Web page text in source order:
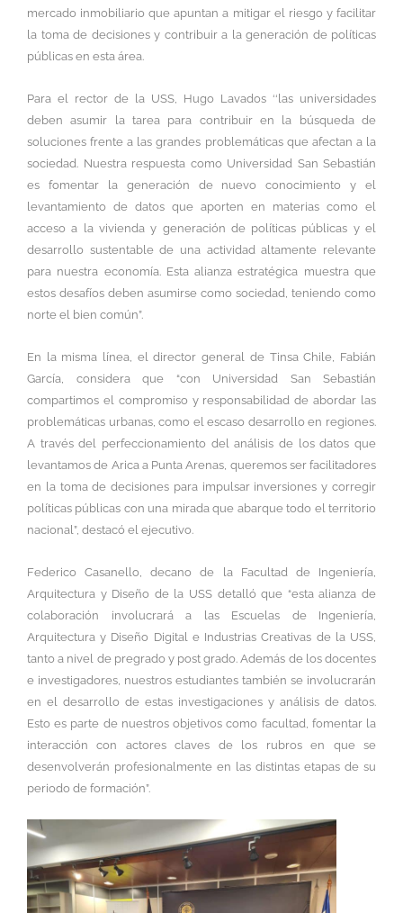
mercado inmobiliario que apuntan a mitigar el riesgo y facilitar
la toma de decisiones y contribuir a la generación de políticas
públicas en esta área.
Para el rector de la USS, Hugo Lavados ‘‘las universidades
deben asumir la tarea para contribuir en la búsqueda de
soluciones frente a las grandes problemáticas que afectan a la
sociedad. Nuestra respuesta como Universidad San Sebastián
es fomentar la generación de nuevo conocimiento y el
levantamiento de datos que aporten en materias como el
acceso a la vivienda y generación de políticas públicas y el
desarrollo sustentable de una actividad altamente relevante
para nuestra economía. Esta alianza estratégica muestra que
estos desafíos deben asumirse como sociedad, teniendo como
norte el bien común”.
En la misma línea, el director general de Tinsa Chile, Fabián
García, considera que “con Universidad San Sebastián
compartimos el compromiso y responsabilidad de abordar las
problemáticas urbanas, como el escaso desarrollo en regiones.
A través del perfeccionamiento del análisis de los datos que
levantamos de Arica a Punta Arenas, queremos ser facilitadores
en la toma de decisiones para impulsar inversiones y corregir
políticas públicas con una mirada que abarque todo el territorio
nacional”, destacó el ejecutivo.
Federico Casanello, decano de la Facultad de Ingeniería,
Arquitectura y Diseño de la USS detalló que “esta alianza de
colaboración involucrará a las Escuelas de Ingeniería,
Arquitectura y Diseño Digital e Industrias Creativas de la USS,
tanto a nivel de pregrado y post grado. Además de los docentes
e investigadores, nuestros estudiantes también se involucrarán
en el desarrollo de estas investigaciones y análisis de datos.
Esto es parte de nuestros objetivos como facultad, fomentar la
interacción con actores claves de los rubros en que se
desenvolverán profesionalmente en las distintas etapas de su
periodo de formación”.